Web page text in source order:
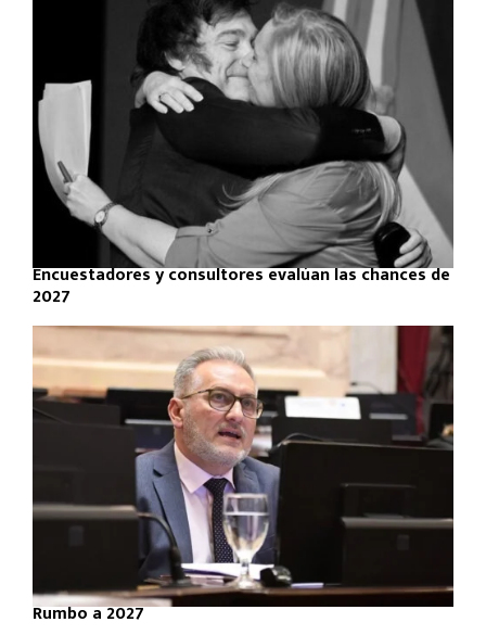
Encuestadores y consultores evalúan las chances de
2027
Rumbo a 2027